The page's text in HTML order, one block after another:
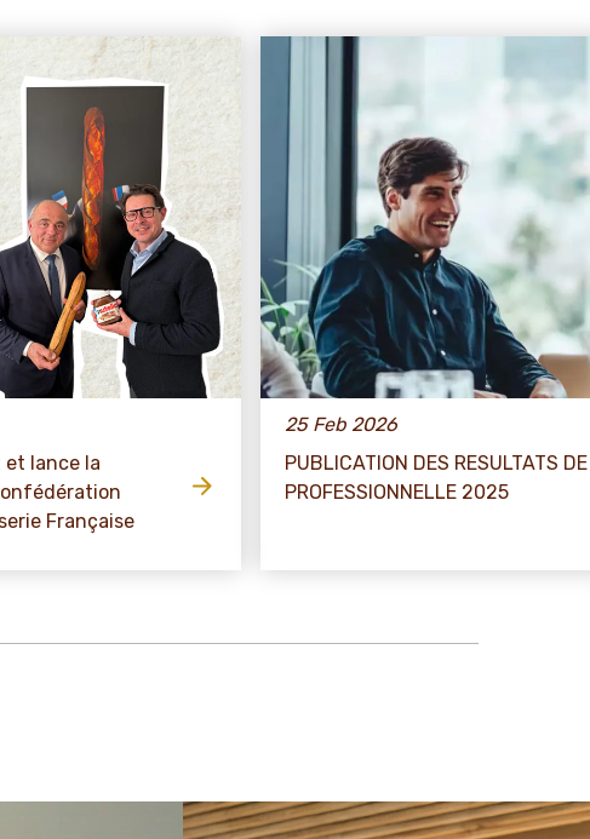
et lance la
Française
25 Feb 2026
PUBLICATION DES RESULTATS
PROFESSIONNELLE 2025